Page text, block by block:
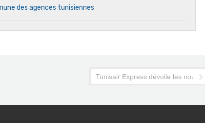
des agences tunisiennes
France Tunisair Express dévoile les